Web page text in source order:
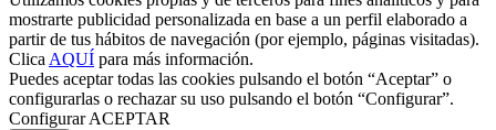
mostrarte publicidad personalizada en base a un perfil elaborado a
partir de tus hábitos de navegación (por ejemplo, páginas visitadas).
Clica AQUÍ para más información.
Puedes aceptar todas las cookies pulsando el botón “Aceptar” o
configurarlas o rechazar su uso pulsando el botón “Configurar”.
Configurar ACEPTAR